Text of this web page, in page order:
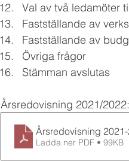
Val av två ledamöter
Fastställande av
Fastställande av
Övriga frågor
Stämman avslutas
Årsredovisning 2021/2022:
Årsredovisning
Ladda ner PDF • 99KB